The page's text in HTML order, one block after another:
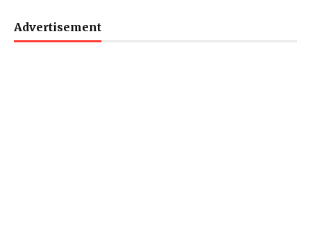
Advertisement